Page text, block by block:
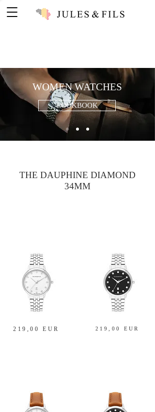
WOMEN WATCHES
LOOKBOOK
THE DAUPHINE DIAMOND
34MM
219,00 EUR
219,00 EUR